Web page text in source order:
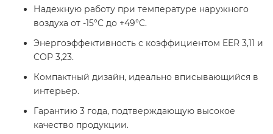
Надежную работу при температуре наружного
воздуха от -15°C до +49°C.
Энергоэффективность с коэффициентом EER 3,11 и
COP 3,23.
Компактный дизайн, идеально вписывающийся в
интерьер.
Гарантию 3 года, подтверждающую высокое
качество продукции.